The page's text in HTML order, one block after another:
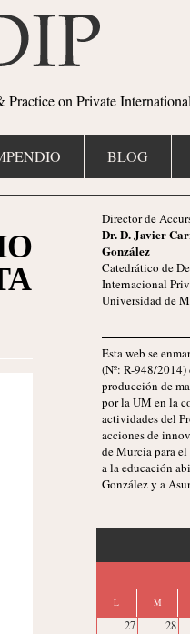
on Private
BLOG
Director de
Dr. D. Javier
González
Catedrático de
Internacional
Universidad de
Esta web se
(Nº: R-948/
producción de
por la UM en la
actividades del
acciones de
de Murcia para
a la educación
González y a
L M
27 28